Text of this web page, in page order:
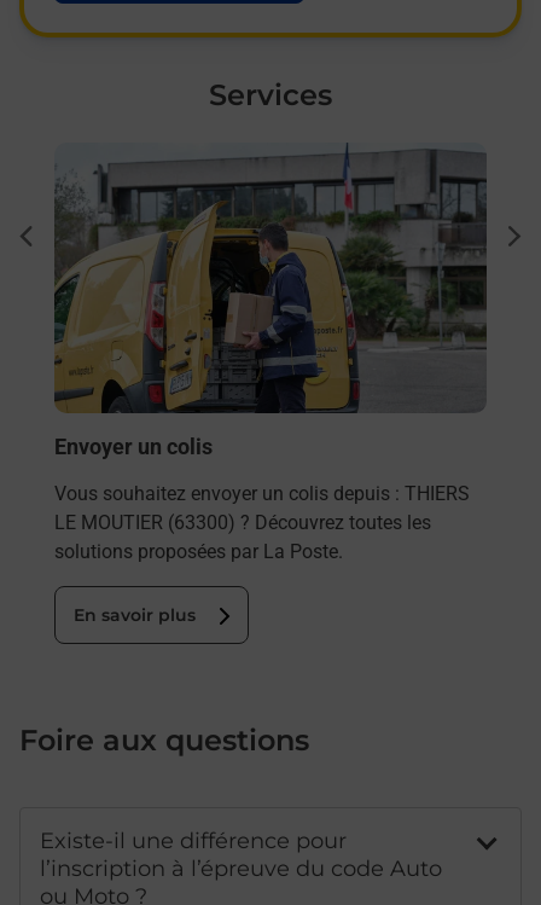
Services
La
En savoir plus
Envoyer un colis
Vous souhaitez envoyer un colis depuis : THIERS
LE MOUTIER (63300) ? Découvrez toutes les
solutions proposées par La Poste.
En savoir plus
Foire aux questions
Existe-il une différence pour
l’inscription à l’épreuve du code Auto
ou Moto ?